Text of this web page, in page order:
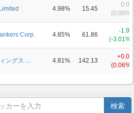
4.98% 15.45
0.00
(0.00%)
Corp. 4.85% 61.86
-1.92
(-3.01%)
ングス ... 4.81% 142.13
+0.08
(0.06%)
検索